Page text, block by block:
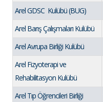
Arel GDSC Kulübü (BUG)
Arel Barış Çalışmaları Kulübü
Arel Avrupa Birliği Kulübü
Arel Fizyoterapi ve
Rehabilitasyon Kulübü
Arel Tıp Öğrencileri Birliği